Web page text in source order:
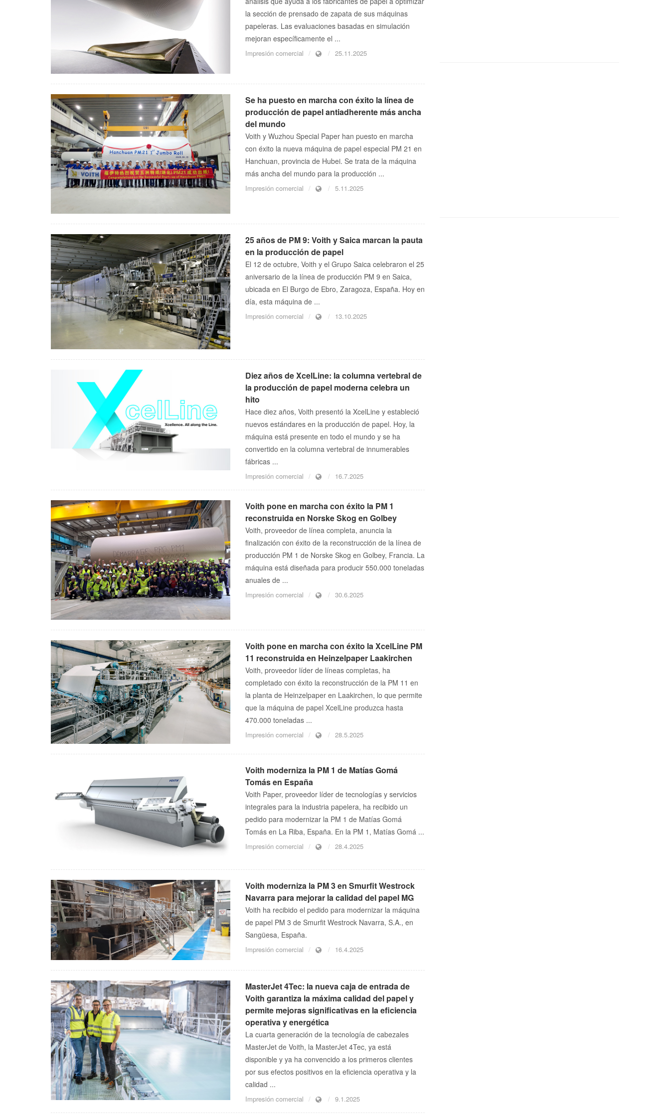
la sección de prensado de zapata de sus máquinas
papeleras. Las evaluaciones basadas en simulación
mejoran específicamente el ...
Impresión comercial 25.11.2025
Se ha puesto en marcha con éxito la línea de
producción de papel antiadherente más ancha
del mundo
Voith y Wuzhou Special Paper han puesto en marcha
con éxito la nueva máquina de papel especial PM 21 en
Hanchuan, provincia de Hubei. Se trata de la máquina
más ancha del mundo para la producción ...
Impresión comercial 5.11.2025
25 años de PM 9: Voith y Saica marcan la pauta
en la producción de papel
El 12 de octubre, Voith y el Grupo Saica celebraron el 25
aniversario de la línea de producción PM 9 en Saica,
ubicada en El Burgo de Ebro, Zaragoza, España. Hoy en
día, esta máquina de ...
Impresión comercial 13.10.2025
Diez años de XcelLine: la columna vertebral de
la producción de papel moderna celebra un
hito
Hace diez años, Voith presentó la XcelLine y estableció
nuevos estándares en la producción de papel. Hoy, la
máquina está presente en todo el mundo y se ha
convertido en la columna vertebral de innumerables
fábricas ...
Impresión comercial 16.7.2025
Voith pone en marcha con éxito la PM 1
reconstruida en Norske Skog en Golbey
Voith, proveedor de línea completa, anuncia la
finalización con éxito de la reconstrucción de la línea de
producción PM 1 de Norske Skog en Golbey, Francia. La
máquina está diseñada para producir 550.000 toneladas
anuales de ...
Impresión comercial 30.6.2025
Voith pone en marcha con éxito la XcelLine PM
11 reconstruida en Heinzelpaper Laakirchen
Voith, proveedor líder de líneas completas, ha
completado con éxito la reconstrucción de la PM 11 en
la planta de Heinzelpaper en Laakirchen, lo que permite
que la máquina de papel XcelLine produzca hasta
470.000 toneladas ...
Impresión comercial 28.5.2025
Voith moderniza la PM 1 de Matías Gomá
Tomás en España
Voith Paper, proveedor líder de tecnologías y servicios
integrales para la industria papelera, ha recibido un
pedido para modernizar la PM 1 de Matías Gomá
Tomás en La Riba, España. En la PM 1, Matías Gomá ...
Impresión comercial 28.4.2025
Voith moderniza la PM 3 en Smurfit Westrock
Navarra para mejorar la calidad del papel MG
Voith ha recibido el pedido para modernizar la máquina
de papel PM 3 de Smurfit Westrock Navarra, S.A., en
Sangüesa, España.
Impresión comercial 16.4.2025
MasterJet 4Tec: la nueva caja de entrada de
Voith garantiza la máxima calidad del papel y
permite mejoras significativas en la eficiencia
operativa y energética
La cuarta generación de la tecnología de cabezales
MasterJet de Voith, la MasterJet 4Tec, ya está
disponible y ya ha convencido a los primeros clientes
por sus efectos positivos en la eficiencia operativa y la
calidad ...
Impresión comercial 9.1.2025